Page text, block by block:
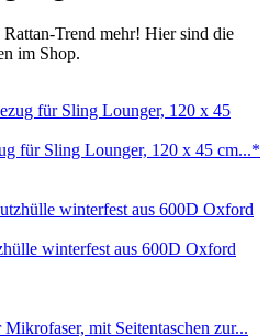
Trend mehr! Hier sind die
im Shop.
für Sling Lounger, 120 x 45 cm...*
winterfest aus 600D Oxford